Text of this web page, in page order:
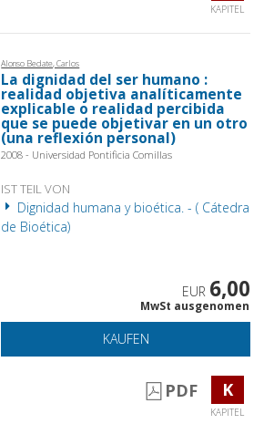
KAPITEL
Alonso Bedate, Carlos
La dignidad del ser humano :
realidad objetiva analíticamente
explicable o realidad percibida
que se puede objetivar en un otro
(una reflexión personal)
2008 - Universidad Pontificia Comillas
IST TEIL VON
Dignidad humana y bioética. - ( Cátedra
de Bioética)
EUR 6,00
MwSt ausgenomen
KAUFEN
PDF K
KAPITEL